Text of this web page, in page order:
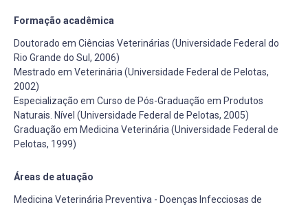
Formação acadêmica
Doutorado em Ciências Veterinárias (Universidade Federal do
Rio Grande do Sul, 2006)
Mestrado em Veterinária (Universidade Federal de Pelotas,
2002)
Especialização em Curso de Pós-Graduação em Produtos
Naturais. Nível (Universidade Federal de Pelotas, 2005)
Graduação em Medicina Veterinária (Universidade Federal de
Pelotas, 1999)
Áreas de atuação
Medicina Veterinária Preventiva - Doenças Infecciosas de